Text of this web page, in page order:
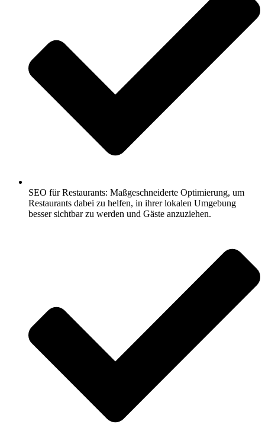
SEO für Restaurants: Maßgeschneiderte Optimierung, um
Restaurants dabei zu helfen, in ihrer lokalen Umgebung
besser sichtbar zu werden und Gäste anzuziehen.